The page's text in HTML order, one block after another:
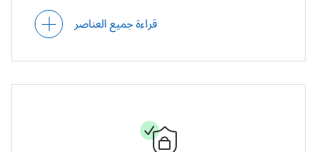
القائمة للأصول الثابتة وغيرها.
إعداد التقارير المالية آليًّا (الشهرية، والربع سنوية،
والأبعاد التي يُحددها المُستخدم لمُخططات
قراءة جميع العناصر